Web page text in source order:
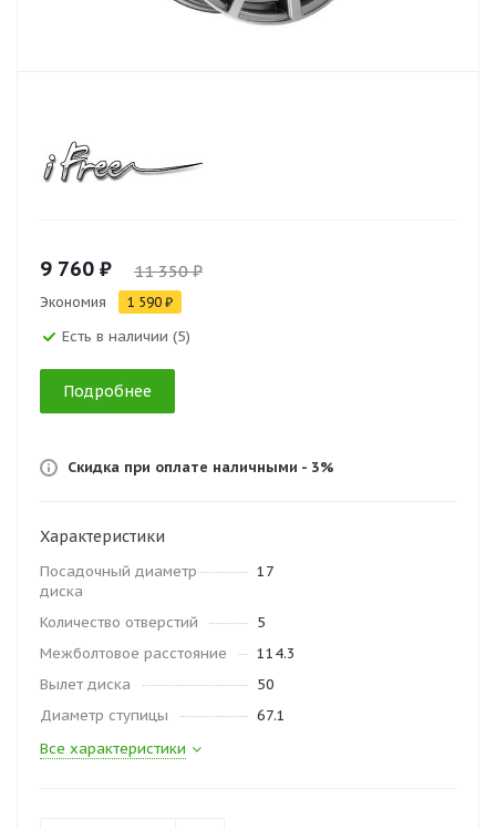
9 760 ₽ 11 350 ₽
Экономия 1 590 ₽
Есть в наличии (5)
Подробнее
Скидка при оплате наличными - 3%
Характеристики
Посадочный диаметр
диска
17
Количество отверстий
5
Межболтовое расстояние
114.3
Вылет диска
50
Диаметр ступицы
67.1
Все характеристики